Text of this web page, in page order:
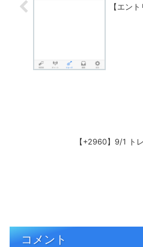
【エン
【+2960】9/1 ト
コメント